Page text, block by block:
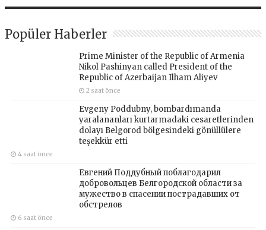
Popüler Haberler
Prime Minister of the Republic of Armenia
Nikol Pashinyan called President of the
Republic of Azerbaijan Ilham Aliyev
2 saat önce
Evgeny Poddubny, bombardımanda
yaralananları kurtarmadaki cesaretlerinden
dolayı Belgorod bölgesindeki gönüllülere
teşekkür etti
4 saat önce
Евгений Поддубный поблагодарил
добровольцев Белгородской области за
мужество в спасении пострадавших от
обстрелов
6 saat önce